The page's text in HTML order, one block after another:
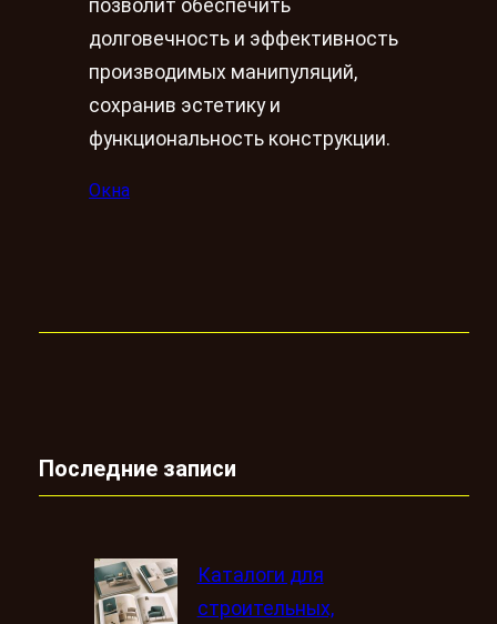
позволит обеспечить
долговечность и эффективность
производимых манипуляций,
сохранив эстетику и
функциональность конструкции.
Окна
Последние записи
Каталоги для
строительных,